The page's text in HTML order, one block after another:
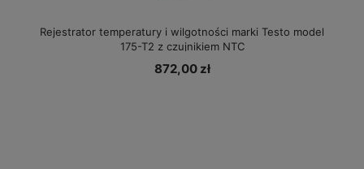
Rejestrator temperatury i wilgotności marki Testo model
175-T2 z czujnikiem NTC
872,00 zł